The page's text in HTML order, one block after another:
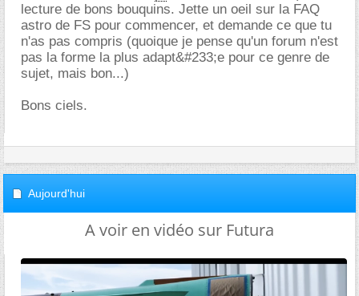
lecture de bons bouquins. Jette un oeil sur la FAQ
astro de FS pour commencer, et demande ce que tu
n'as pas compris (quoique je pense qu'un forum n'est
pas la forme la plus adapt&#233;e pour ce genre de
sujet, mais bon...)
Bons ciels.
Aujourd'hui
A voir en vidéo sur Futura